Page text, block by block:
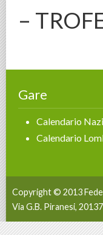
–
Gare
Calendario
Calendario
Copyright © 2013
Via G.B. Piranesi,